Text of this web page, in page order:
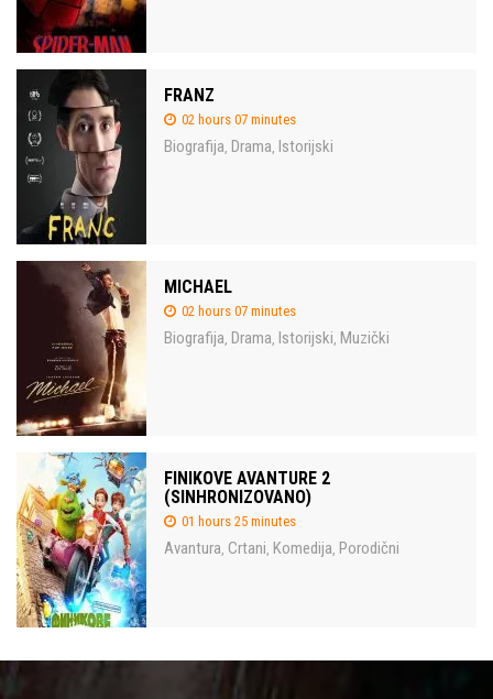
FRANZ
02 hours 07 minutes
Biografija, Drama, Istorijski
MICHAEL
02 hours 07 minutes
Biografija, Drama, Istorijski, Muzički
FINIKOVE AVANTURE 2
(SINHRONIZOVANO)
01 hours 25 minutes
Avantura, Crtani, Komedija, Porodični